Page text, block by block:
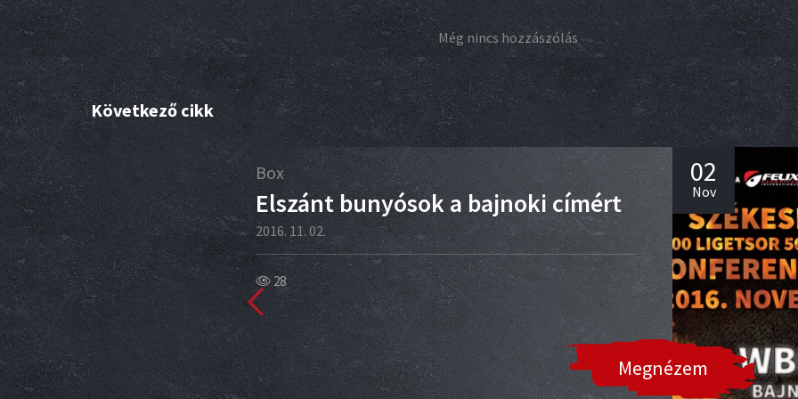
Még nincs hozzászólás
Következő cikk
Megnézem
Box
Elszánt bunyósok a bajnoki címért
2016. 11. 02.
28
02
Nov